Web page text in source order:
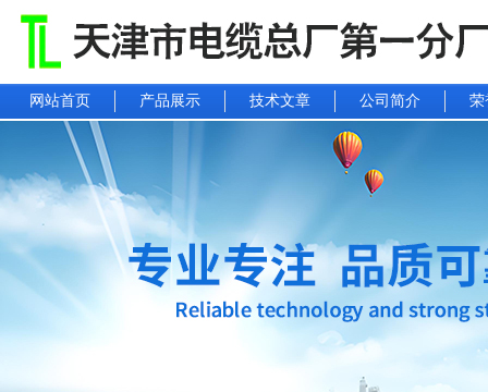
网站首页 产品展示 技术文章 公司简介 荣